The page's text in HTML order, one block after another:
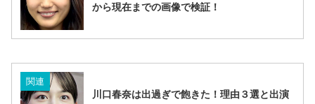
から現在までの画像で検証！
関連
川口春奈は出過ぎで飽きた！理由３選と出演